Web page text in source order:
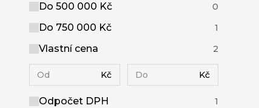
Do 500 000 Kč 0
Do 750 000 Kč 1
Vlastní cena 2
Kč Kč
Odpočet DPH 1